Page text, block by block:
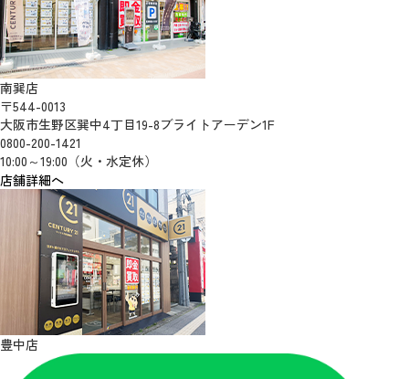
南巽店
〒544-0013
大阪市生野区巽中4丁目19-8ブライトアーデン1F
0800-200-1421
10:00～19:00（火・水定休）
店舗詳細へ
豊中店